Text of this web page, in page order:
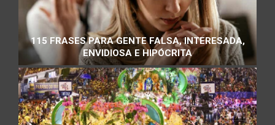
115 FRASES PARA GENTE FALSA, INTERESADA,
ENVIDIOSA E HIPÓCRITA